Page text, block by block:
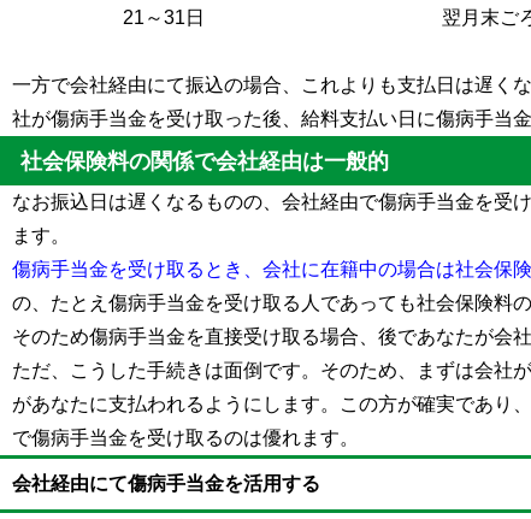
21～31日 翌月末ご
一方で会社経由にて振込の場合、これよりも支払日は遅く
社が傷病手当金を受け取った後、給料支払い日に傷病手当
社会保険料の関係で会社経由は一般的
なお振込日は遅くなるものの、会社経由で傷病手当金を受
ます。
傷病手当金を受け取るとき、会社に在籍中の場合は社会保
の、たとえ傷病手当金を受け取る人であっても社会保険料
そのため傷病手当金を直接受け取る場合、後であなたが会
ただ、こうした手続きは面倒です。そのため、まずは会社
があなたに支払われるようにします。この方が確実であり
で傷病手当金を受け取るのは優れます。
会社経由にて傷病手当金を活用する